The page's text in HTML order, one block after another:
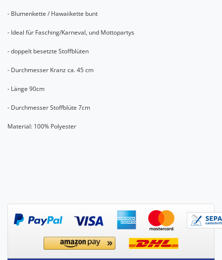
- Blumenkette / Hawaiikette bunt
- Ideal für Fasching/Karneval, und Mottopartys
- doppelt besetzte Stoffblüten
- Durchmesser Kranz ca. 45 cm
- Länge 90cm
- Durchmesser Stoffblüte 7cm
Material: 100% Polyester